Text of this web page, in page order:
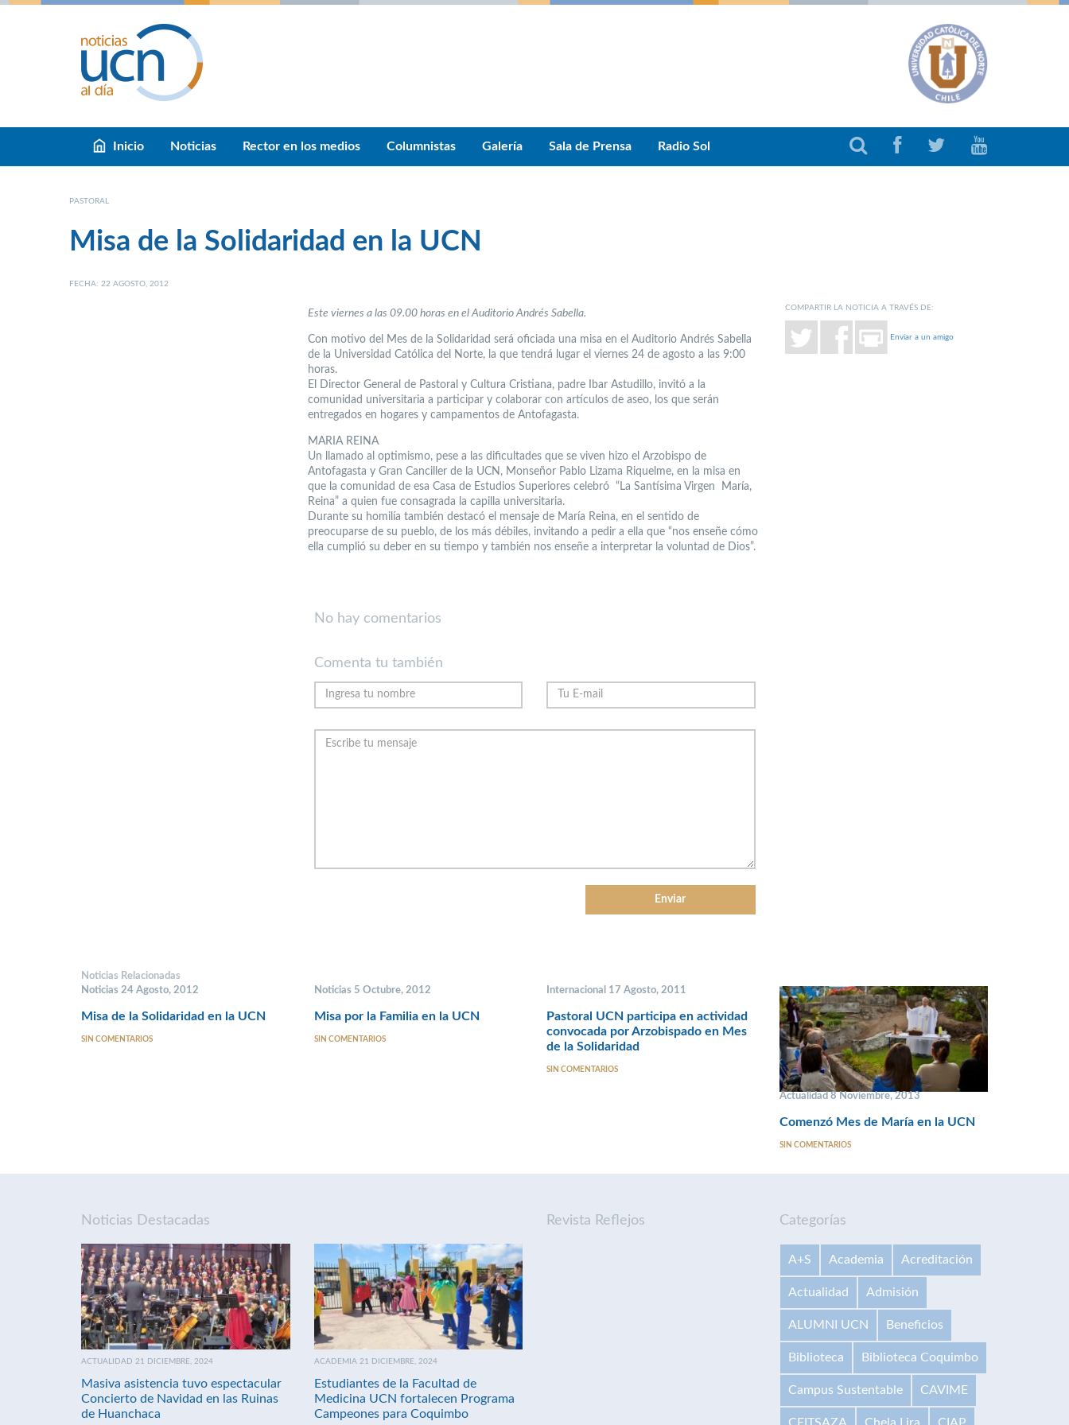
Inicio Noticias Rector en los medios Columnistas Galería Sala de Prensa Radio Sol
PASTORAL
Misa de la Solidaridad en la UCN
FECHA: 22 AGOSTO, 2012
Este viernes a las 09.00 horas en el Auditorio Andrés Sabella.
Con motivo del Mes de la Solidaridad será oficiada una misa en el Auditorio Andrés Sabella
de la Universidad Católica del Norte, la que tendrá lugar el viernes 24 de agosto a las 9:00
horas.
El Director General de Pastoral y Cultura Cristiana, padre Ibar Astudillo, invitó a la
comunidad universitaria a participar y colaborar con artículos de aseo, los que serán
entregados en hogares y campamentos de Antofagasta.
MARIA REINA
Un llamado al optimismo, pese a las dificultades que se viven hizo el Arzobispo de
Antofagasta y Gran Canciller de la UCN, Monseñor Pablo Lizama Riquelme, en la misa en
que la comunidad de esa Casa de Estudios Superiores celebró “La Santísima Virgen María,
Reina” a quien fue consagrada la capilla universitaria.
Durante su homilía también destacó el mensaje de María Reina, en el sentido de
preocuparse de su pueblo, de los más débiles, invitando a pedir a ella que “nos enseñe cómo
ella cumplió su deber en su tiempo y también nos enseñe a interpretar la voluntad de Dios”.
COMPARTIR LA NOTICIA A TRAVÉS DE:
Enviar a un amigo
No hay comentarios
Comenta tu también
Noticias Relacionadas
Noticias 24 Agosto, 2012
Misa de la Solidaridad en la UCN
SIN COMENTARIOS
Noticias 5 Octubre, 2012
Misa por la Familia en la UCN
SIN COMENTARIOS
Internacional 17 Agosto, 2011
Pastoral UCN participa en actividad
convocada por Arzobispado en Mes
de la Solidaridad
SIN COMENTARIOS
Actualidad 8 Noviembre, 2013
Comenzó Mes de María en la UCN
SIN COMENTARIOS
Noticias Destacadas
ACTUALIDAD 21 DICIEMBRE, 2024
Masiva asistencia tuvo espectacular
Concierto de Navidad en las Ruinas
de Huanchaca
ACADEMIA 21 DICIEMBRE, 2024
Estudiantes de la Facultad de
Medicina UCN fortalecen Programa
Campeones para Coquimbo
Revista Reflejos Categorías
A+S Academia Acreditación
Actualidad Admisión
ALUMNI UCN Beneficios
Biblioteca Biblioteca Coquimbo
Campus Sustentable CAVIME